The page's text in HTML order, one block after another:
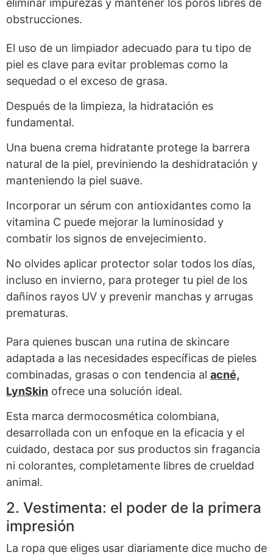
eliminar impurezas y mantener los poros libres de
obstrucciones.
El uso de un limpiador adecuado para tu tipo de
piel es clave para evitar problemas como la
sequedad o el exceso de grasa.
Después de la limpieza, la hidratación es
fundamental.
Una buena crema hidratante protege la barrera
natural de la piel, previniendo la deshidratación y
manteniendo la piel suave.
Incorporar un sérum con antioxidantes como la
vitamina C puede mejorar la luminosidad y
combatir los signos de envejecimiento.
No olvides aplicar protector solar todos los días,
incluso en invierno, para proteger tu piel de los
dañinos rayos UV y prevenir manchas y arrugas
prematuras.
Para quienes buscan una rutina de skincare
adaptada a las necesidades específicas de pieles
combinadas, grasas o con tendencia al acné,
LynSkin ofrece una solución ideal.
Esta marca dermocosmética colombiana,
desarrollada con un enfoque en la eficacia y el
cuidado, destaca por sus productos sin fragancia
ni colorantes, completamente libres de crueldad
animal.
2. Vestimenta: el poder de la primera
impresión
La ropa que eliges usar diariamente dice mucho de